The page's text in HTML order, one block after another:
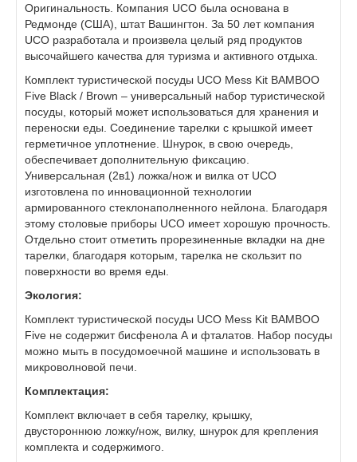
Оригинальность. Компания UCO была основана в
Редмонде (США), штат Вашингтон. За 50 лет компания
UCO разработала и произвела целый ряд продуктов
высочайшего качества для туризма и активного отдыха.
Комплект туристической посуды UCO Mess Kit BAMBOO
Five Black / Brown – универсальный набор туристической
посуды, который может использоваться для хранения и
переноски еды. Соединение тарелки с крышкой имеет
герметичное уплотнение. Шнурок, в свою очередь,
обеспечивает дополнительную фиксацию.
Универсальная (2в1) ложка/нож и вилка от UCO
изготовлена по инновационной технологии
армированного стеклонаполненного нейлона. Благодаря
этому столовые приборы UCO имеет хорошую прочность.
Отдельно стоит отметить прорезиненные вкладки на дне
тарелки, благодаря которым, тарелка не скользит по
поверхности во время еды.
Экология:
Комплект туристической посуды UCO Mess Kit BAMBOO
Five не содержит бисфенола А и фталатов. Набор посуды
можно мыть в посудомоечной машине и использовать в
микроволновой печи.
Комплектация:
Комплект включает в себя тарелку, крышку,
двустороннюю ложку/нож, вилку, шнурок для крепления
комплекта и содержимого.